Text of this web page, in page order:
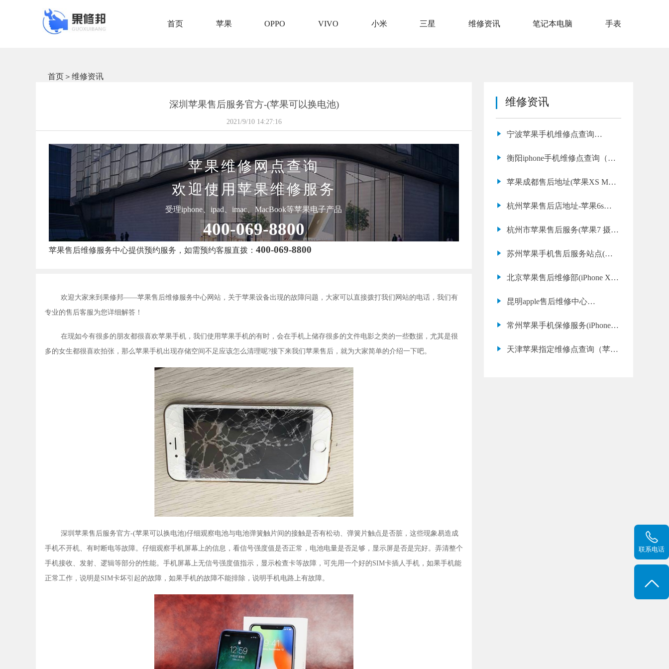
首页 苹果 OPPO VIVO 小米 三星 维修资讯 笔记本电脑 手表
首页 ＞ 维修资讯
深圳苹果售后服务官方-(苹果可以换电池)
2021/9/10 14:27:16
苹果维修网点查询
欢迎使用苹果维修服务
受理iphone、ipad、imac、MacBook等苹果电子产品
400-069-8800
苹果售后维修服务中心提供预约服务，如需预约客服直拨：400-069-8800
欢迎大家来到果修邦——苹果售后维修服务中心网站，关于苹果设备出现的故障问题，大家可以直接拨打我们网站的电话，我们有
专业的售后客服为您详细解答！
在现如今有很多的朋友都很喜欢苹果手机，我们使用苹果手机的有时，会在手机上储存很多的文件电影之类的一些数据，尤其是很
多的女生都很喜欢拍张，那么苹果手机出现存储空间不足应该怎么清理呢?接下来我们苹果售后，就为大家简单的介绍一下吧。
深圳苹果售后服务官方-(苹果可以换电池)仔细观察电池与电池弹簧触片间的接触是否有松动、弹簧片触点是否脏，这些现象易造成
手机不开机、有时断电等故障。仔细观察手机屏幕上的信息，看信号强度值是否正常，电池电量是否足够，显示屏是否是完好。弄清整个
手机接收、发射、逻辑等部分的性能。手机屏幕上无信号强度值指示，显示检查卡等故障，可先用一个好的SIM卡插人手机，如果手机能
正常工作，说明是SIM卡坏引起的故障，如果手机的故障不能排除，说明手机电路上有故障。
维修资讯
宁波苹果手机维修点查询
衡阳iphone手机维修点查询（修
苹果成都售后地址(苹果XS Max
杭州苹果售后店地址-苹果6s换
杭州市苹果售后服务(苹果7 摄像
苏州苹果手机售后服务站点(苹
北京苹果售后维修部(iPhone XR
昆明apple售后维修中心
常州苹果手机保修服务(iPhone
天津苹果指定维修点查询（苹果
联系电话